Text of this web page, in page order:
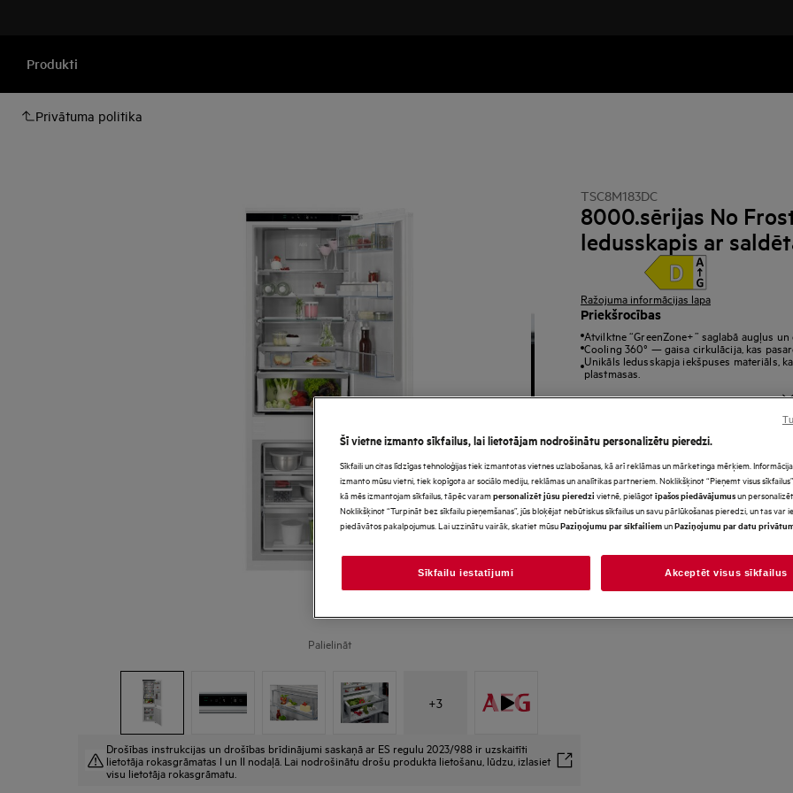
Produkti
Privātuma politika
Palielināt
+3
Drošības instrukcijas un drošības brīdinājumi saskaņā ar ES regulu 2023/988 ir uzskaitīti
lietotāja rokasgrāmatas I un II nodaļā. Lai nodrošinātu drošu produkta lietošanu, lūdzu, izlasiet
visu lietotāja rokasgrāmatu.
TSC8M183DC
8000.sērijas No
ledusskapis ar
Ražojuma informācijas lapa
Priekšrocības
Atvilktne “GreenZone+” saglabā augļus
Cooling 360° — gaisa cirkulācija, kas
Unikāls ledusskapja iekšpuses materiāls,
plastmasas.
*Produkta lapas galerijā
paredzēti tikai ilustratīviem
precīzi neatspoguļo šo
Šī vietne izmanto sīkfailus, lai lietotājam nodrošinātu personalizētu pieredzi.
Sīkfaili un citas līdzīgas tehnoloģijas tiek izmantotas vietnes uzlabošanas, kā arī reklāmas un mārketinga mērķiem.
izmanto mūsu vietni, tiek kopīgota ar sociālo mediju, reklāmas un analītikas partneriem. Noklikšķinot “Pieņemt visus
kā mēs izmantojam sīkfailus, tāpēc varampersonalizēt jūsu pieredzi vietnē, pielāgotīpašos piedāvājumusun
Noklikšķinot “Turpināt bez sīkfailu pieņemšanas”, jūs bloķējat nebūtiskus sīkfailus un savu pārlūkošanas pieredzi, un tas var
piedāvātos pakalpojumus. Lai uzzinātu vairāk, skatiet mūsuPaziņojumu par sīkfailiemunPaziņojumu par datu
Sīkfailu iestatījumi Akceptēt visus sīkfailus